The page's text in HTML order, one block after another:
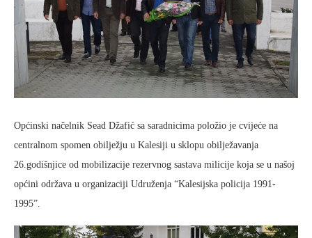
Općinski načelnik Sead Džafić sa saradnicima položio je cvijeće na
centralnom spomen obilježju u Kalesiji u sklopu obilježavanja
26.godišnjice od mobilizacije rezervnog sastava milicije koja se u našoj
općini održava u organizaciji Udruženja “Kalesijska policija 1991-
1995”.